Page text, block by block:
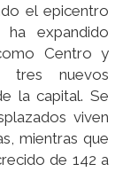
el epicentro
expandido
Centro y
tres nuevos
la capital. Se
viven
mientras que
de 142 a